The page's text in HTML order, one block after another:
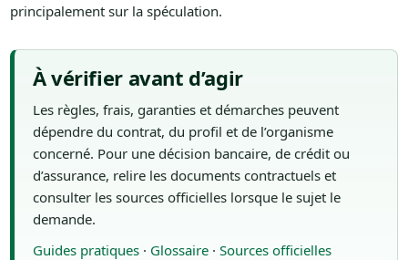
principalement sur la spéculation.
À vérifier avant d’agir
Les règles, frais, garanties et démarches peuvent
dépendre du contrat, du profil et de l’organisme
concerné. Pour une décision bancaire, de crédit ou
d’assurance, relire les documents contractuels et
consulter les sources officielles lorsque le sujet le
demande.
Guides pratiques· Glossaire· Sources officielles